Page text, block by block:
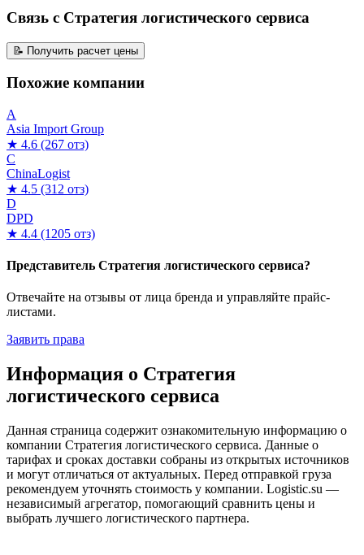
Связь с Стратегия логистического сервиса
📝 Получить расчет цены
Похожие компании
A
Asia Import Group
★ 4.6 (267 отз)
C
ChinaLogist
★ 4.5 (312 отз)
D
DPD
★ 4.4 (1205 отз)
Представитель Стратегия логистического сервиса?
Отвечайте на отзывы от лица бренда и управляйте прайс-
листами.
Заявить права
Информация о Стратегия
логистического сервиса
Данная страница содержит ознакомительную информацию о
компании Стратегия логистического сервиса. Данные о
тарифах и сроках доставки собраны из открытых источников
и могут отличаться от актуальных. Перед отправкой груза
рекомендуем уточнять стоимость у компании. Logistic.su —
независимый агрегатор, помогающий сравнить цены и
выбрать лучшего логистического партнера.